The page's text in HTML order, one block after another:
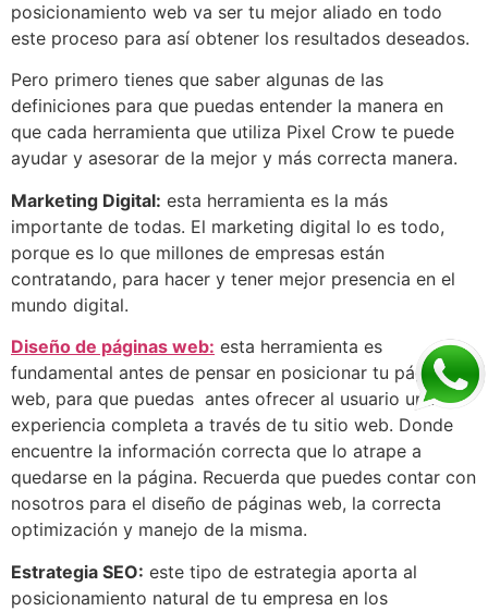
posicionamiento web va ser tu mejor aliado en todo
este proceso para así obtener los resultados deseados.
Pero primero tienes que saber algunas de las
definiciones para que puedas entender la manera en
que cada herramienta que utiliza Pixel Crow te puede
ayudar y asesorar de la mejor y más correcta manera.
Marketing Digital: esta herramienta es la más
importante de todas. El marketing digital lo es todo,
porque es lo que millones de empresas están
contratando, para hacer y tener mejor presencia en el
mundo digital.
Diseño de páginas web: esta herramienta es
fundamental antes de pensar en posicionar tu página
web, para que puedas antes ofrecer al usuario una
experiencia completa a través de tu sitio web. Donde
encuentre la información correcta que lo atrape a
quedarse en la página. Recuerda que puedes contar con
nosotros para el diseño de páginas web, la correcta
optimización y manejo de la misma.
Estrategia SEO: este tipo de estrategia aporta al
posicionamiento natural de tu empresa en los